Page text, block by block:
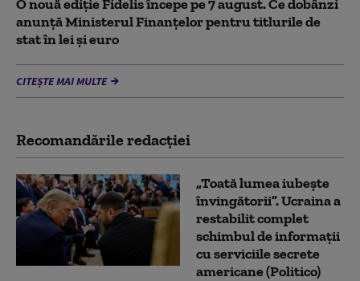
O nouă ediție Fidelis începe pe 7 august. Ce dobânzi
anunță Ministerul Finanțelor pentru titlurile de
stat în lei și euro
CITEȘTE MAI MULTE
Recomandările redacţiei
„Toată lumea iubește
învingătorii”. Ucraina a
restabilit complet
schimbul de informații
cu serviciile secrete
americane (Politico)